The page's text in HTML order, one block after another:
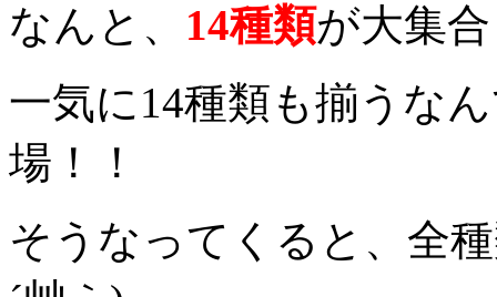
なんと、 14種類が大集
一気に14種類も揃うな
場！！
そうなってくると、全